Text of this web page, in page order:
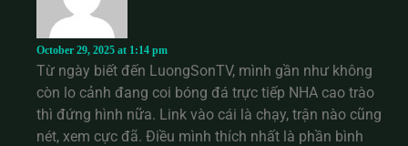
October 29, 2025 at 1:14 pm
Từ ngày biết đến LuongSonTV, mình gần như không
còn lo cảnh đang coi bóng đá trực tiếp NHA cao trào
thì đứng hình nữa. Link vào cái là chạy, trận nào cũng
nét, xem cực đã. Điều mình thích nhất là phần bình